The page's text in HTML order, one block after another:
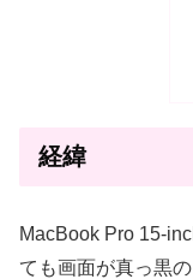
経緯
MacBook Pro 15-
ても画面が真っ黒